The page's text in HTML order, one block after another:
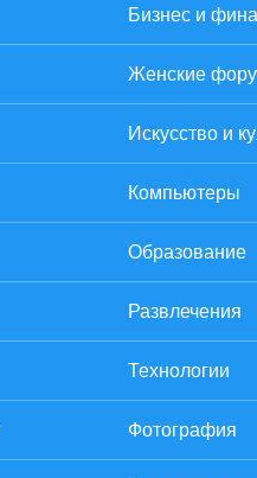
Бизнес и
Женские
Искусство и
Компьютеры
Образование
Развлечения
Технологии
Фотография